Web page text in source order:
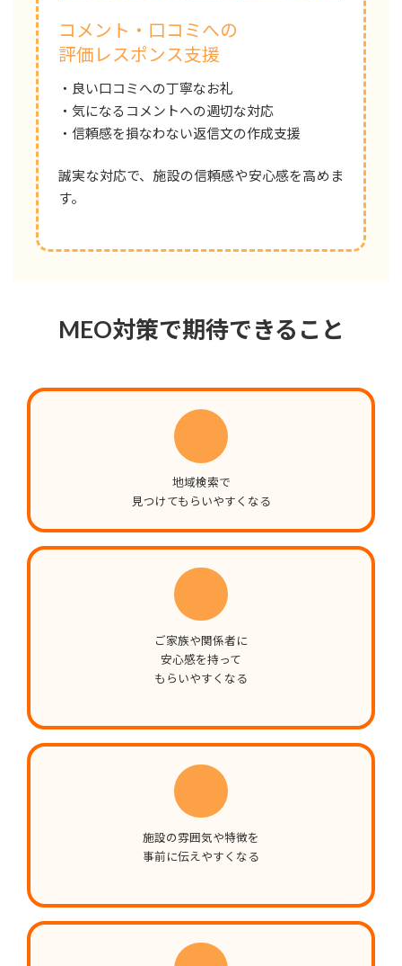
コメント・口コミへの
評価レスポンス支援
・良い口コミへの丁寧なお礼
・気になるコメントへの週切な対応
・信頼感を損なわない返信文の作成支援
誠実な対応で、施設の信頼感や安心感を高めま
す。
MEO対策で期待できること
地域検索で
見つけてもらいやすくなる
ご家族や関係者に
安心感を持って
もらいやすくなる
施設の雰囲気や特徴を
事前に伝えやすくなる